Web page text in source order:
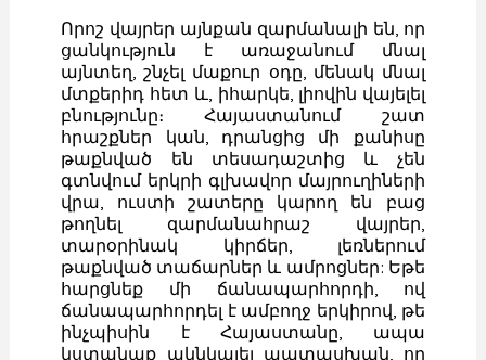
Որոշ վայրեր այնքան զարմանալի են, որ
ցանկություն է առաջանում մնալ
այնտեղ, շնչել մաքուր օդը, մենակ մնալ
մտքերիդ հետ և, իհարկե, լիովին վայելել
բնությունը։ Հայաստանում շատ
հրաշքներ կան, դրանցից մի քանիսը
թաքնված են տեսադաշտից և չեն
գտնվում երկրի գլխավոր մայրուղիների
վրա, ուստի շատերը կարող են բաց
թողնել զարմանահրաշ վայրեր,
տարօրինակ կիրճեր, լեռներում
թաքնված տաճարներ և ամրոցներ: Եթե
հարցնեք մի ճանապարհորդի, ով
ճանապարհորդել է ամբողջ երկիրով, թե
ինչպիսին է Հայաստանը, ապա
կստանաք ակնկալել պատասխան, որ